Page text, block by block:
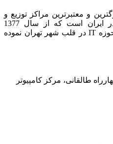
و معتبرترین مراکز توزیع و
فروش محصولات کامپیوتری در ایران است که از سال 1377
تاسیس و شروع به فعالیت در حوزه IT در قلب شهر تهران نموده
طالقانی، مرکز کامپیوتر